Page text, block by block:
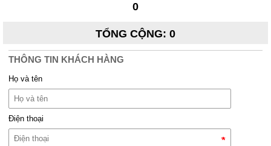
0
TỔNG CỘNG: 0
THÔNG TIN KHÁCH HÀNG
Họ và tên
Điện thoại